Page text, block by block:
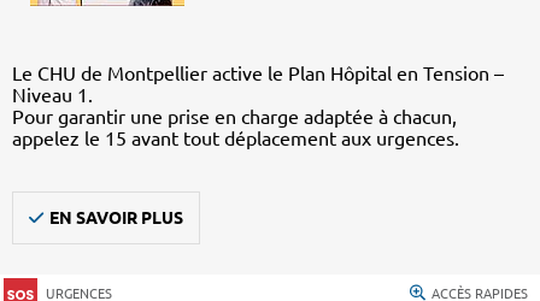
Le CHU de Montpellier active le Plan Hôpital en Tension –
Niveau 1.
Pour garantir une prise en charge adaptée à chacun,
appelez le 15 avant tout déplacement aux urgences.
EN SAVOIR PLUS
URGENCES ACCÈS RAPIDES